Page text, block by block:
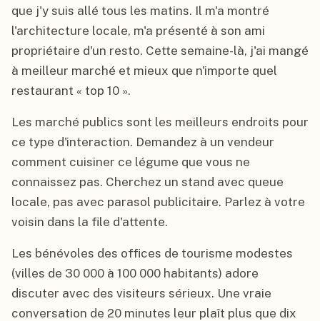
que j'y suis allé tous les matins. Il m'a montré
l'architecture locale, m'a présenté à son ami
propriétaire d'un resto. Cette semaine-là, j'ai mangé
à meilleur marché et mieux que n'importe quel
restaurant « top 10 ».
Les marché publics sont les meilleurs endroits pour
ce type d'interaction. Demandez à un vendeur
comment cuisiner ce légume que vous ne
connaissez pas. Cherchez un stand avec queue
locale, pas avec parasol publicitaire. Parlez à votre
voisin dans la file d'attente.
Les bénévoles des offices de tourisme modestes
(villes de 30 000 à 100 000 habitants) adore
discuter avec des visiteurs sérieux. Une vraie
conversation de 20 minutes leur plaît plus que dix